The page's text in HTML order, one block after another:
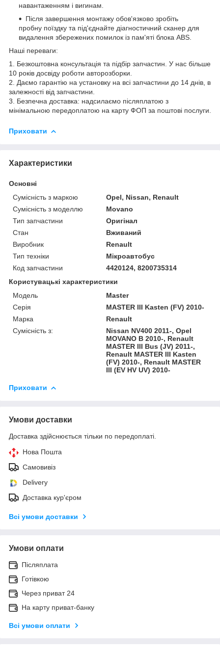
навантаженням і вигинам.
Після завершення монтажу обов'язково зробіть
пробну поїздку та під'єднайте діагностичний сканер для
видалення збережених помилок із пам'яті блока ABS.
Наші переваги:
1. Безкоштовна консультація та підбір запчастин. У нас більше
10 років досвіду роботи авторозборки.
2. Даємо гарантію на установку на всі запчастини до 14 днів, в
залежності від запчастини.
3. Безпечна доставка: надсилаємо післяплатою з
мінімальною передоплатою на карту ФОП за поштові послуги.
Приховати
Характеристики
Основні
Сумісність з маркою
Opel, Nissan, Renault
Сумісність з моделлю
Movano
Тип запчастини
Оригінал
Стан
Вживаний
Виробник
Renault
Тип техніки
Мікроавтобус
Код запчастини
4420124, 8200735314
Користувацькі характеристики
Модель
Master
Серія
MASTER III Kasten (FV) 2010-
Марка
Renault
Сумісність з:
Nissan NV400 2011-, Opel
MOVANO B 2010-, Renault
MASTER III Bus (JV) 2011-,
Renault MASTER III Kasten
(FV) 2010-, Renault MASTER
III (EV HV UV) 2010-
Приховати
Умови доставки
Доставка здійснюється тільки по передоплаті.
Нова Пошта
Самовивіз
Delivery
Доставка кур'єром
Всі умови доставки
Умови оплати
Післяплата
Готівкою
Через приват 24
На карту приват-банку
Всі умови оплати